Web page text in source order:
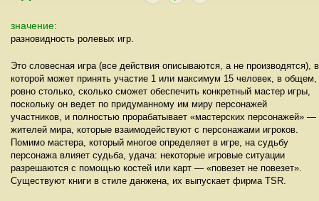
значение:
разновидность ролевых игр.
Это словесная игра (все действия описываются, а не производятся), в
которой может принять участие 1 или максимум 15 человек, в общем,
ровно столько, сколько сможет обеспечить конкретный мастер игры,
поскольку он ведет по придуманному им миру персонажей
участников, и полностью прорабатывает «мастерских персонажей» —
жителей мира, которые взаимодействуют с персонажами игроков.
Помимо мастера, который многое определяет в игре, на судьбу
персонажа влияет судьба, удача: некоторые игровые ситуации
разрешаются с помощью костей или карт — «повезет не повезет».
Существуют книги в стиле данжена, их выпускает фирма TSR.